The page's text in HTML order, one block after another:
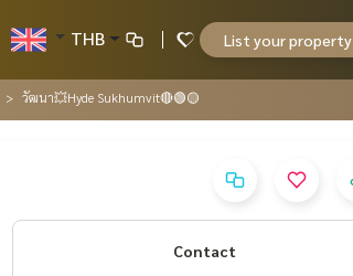
THB List your property
วัฒนา💥Hyde Sukhumvit🔴🟢🟡
Contact